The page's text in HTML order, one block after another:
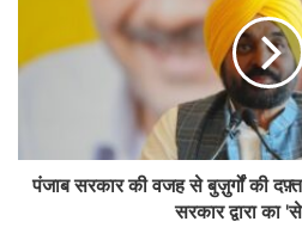
पंजाब सरकार की वजह से बुज़ुर्गों की
सरकार द्वारा का